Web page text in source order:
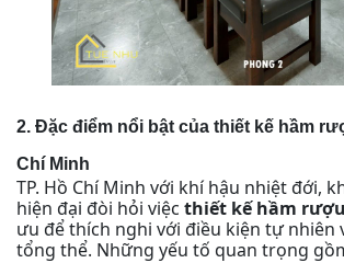
2. Đặc điểm nổi bật của thiết kế hầm
Chí Minh
TP. Hồ Chí Minh với khí hậu nhiệt đới,
hiện đại đòi hỏi việc thiết kế hầm rượu
ưu để thích nghi với điều kiện tự nhiên
tổng thể. Những yếu tố quan trọng